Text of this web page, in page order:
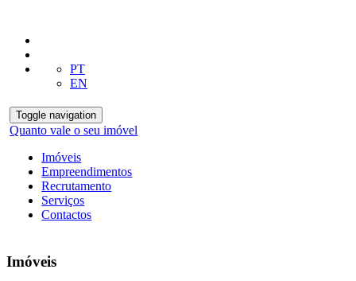
PT
EN
Toggle navigation
Quanto vale o seu imóvel
Imóveis
Empreendimentos
Recrutamento
Serviços
Contactos
Imóveis